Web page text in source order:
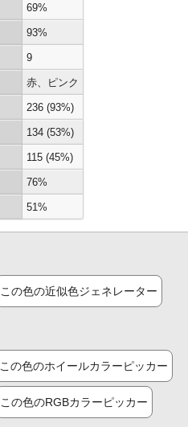
69%
93%
9
赤、ピンク
236 (93%)
134 (53%)
115 (45%)
76%
51%
この色の近似色ジェネレーター
この色のホイールカラーピッカー
この色のRGBカラーピッカー